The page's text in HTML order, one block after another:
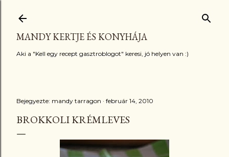
MANDY KERTJE ÉS KONYHÁJA
Aki a "Kell egy recept gasztroblogot" keresi, jó helyen van :)
Bejegyezte: mandy tarragon február 14, 2010
BROKKOLI KRÉMLEVES